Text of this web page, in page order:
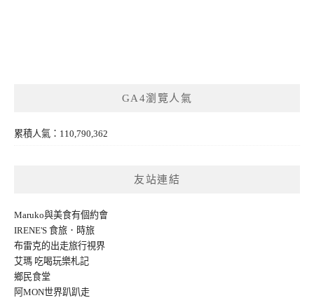
GA4瀏覽人氣
累積人氣：110,790,362
友站連結
Maruko與美食有個約會
IRENE'S 食旅．時旅
布雷克的出走旅行視界
艾瑪 吃喝玩樂札記
鄉民食堂
阿MON世界趴趴走